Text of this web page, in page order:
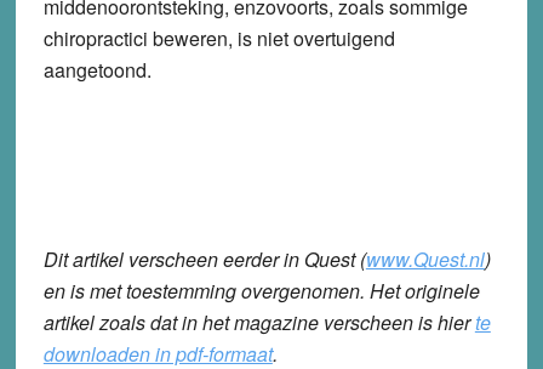
middenoorontsteking, enzovoorts, zoals sommige
chiropractici beweren, is niet overtuigend
aangetoond.
Dit artikel verscheen eerder in Quest(www.Quest.nl)
en is met toestemming overgenomen. Het originele
artikel zoals dat in het magazine verscheen is hierte
downloaden in pdf-formaat.